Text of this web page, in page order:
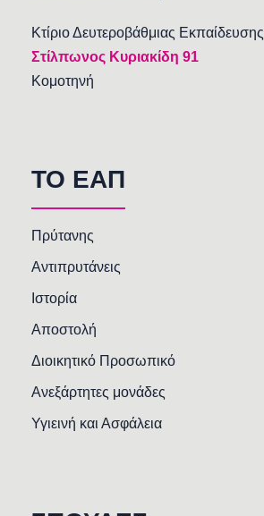
Κτίριο Δευτεροβάθμιας Εκπαίδευσης
Στίλπωνος Κυριακίδη 91
Κομοτηνή
TO EAΠ
Πρύτανης
Αντιπρυτάνεις
Ιστορία
Αποστολή
Διοικητικό Προσωπικό
Ανεξάρτητες μονάδες
Υγιεινή και Ασφάλεια